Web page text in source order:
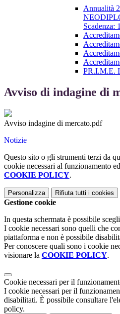
Annualità
Scadenza:
PR.I.M.E.
Avviso di indagine di
Avviso indagine di mercato.pdf
Notizie
Questo sito o gli strumenti terzi da
cookie necessari al funzionamento
COOKIE POLICY.
Personalizza Rifiuta tutti i cookies
Gestione cookie
In questa schermata è possibile
I cookie necessari sono quelli che
piattaforma e non è possibile
Per conoscere quali sono i cookie
visionare la COOKIE POLICY.
Cookie necessari per il
I cookie necessari per il
disabilitati. È possibile consultare
policy.